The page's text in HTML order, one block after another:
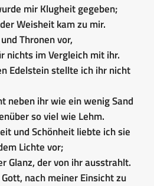
mir Klugheit gegeben;
Weisheit kam zu mir.
Thronen vor,
nichts im Vergleich mit ihr.
Edelstein stellte ich ihr nicht
neben ihr wie ein wenig Sand
so viel wie Lehm.
und Schönheit liebte ich sie
Lichte vor;
Glanz, der von ihr ausstrahlt.
nach meiner Einsicht zu